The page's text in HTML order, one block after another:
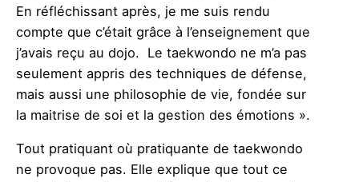
En réfléchissant après, je me suis rendu
compte que c’était grâce à l’enseignement que
j’avais reçu au dojo. Le taekwondo ne m’a pas
seulement appris des techniques de défense,
mais aussi une philosophie de vie, fondée sur
la maitrise de soi et la gestion des émotions ».
Tout pratiquant où pratiquante de taekwondo
ne provoque pas. Elle explique que tout ce